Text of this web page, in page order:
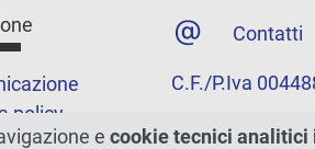
policy
Contatti
C.F./P.Iva
e cookie tecnici analitici